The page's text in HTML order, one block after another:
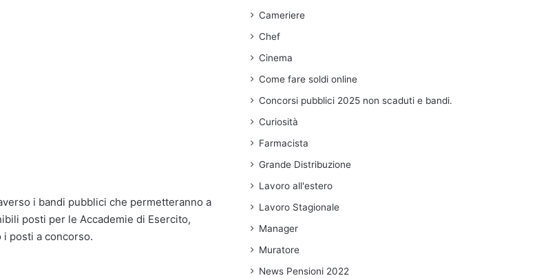
i bandi pubblici che permetteranno a
posti per le Accademie di Esercito,
i posti a concorso.
Cameriere
Chef
Cinema
Come fare soldi online
Concorsi pubblici 2025 non scaduti e bandi.
Curiosità
Farmacista
Grande Distribuzione
Lavoro all'estero
Lavoro Stagionale
Manager
Muratore
News Pensioni 2022